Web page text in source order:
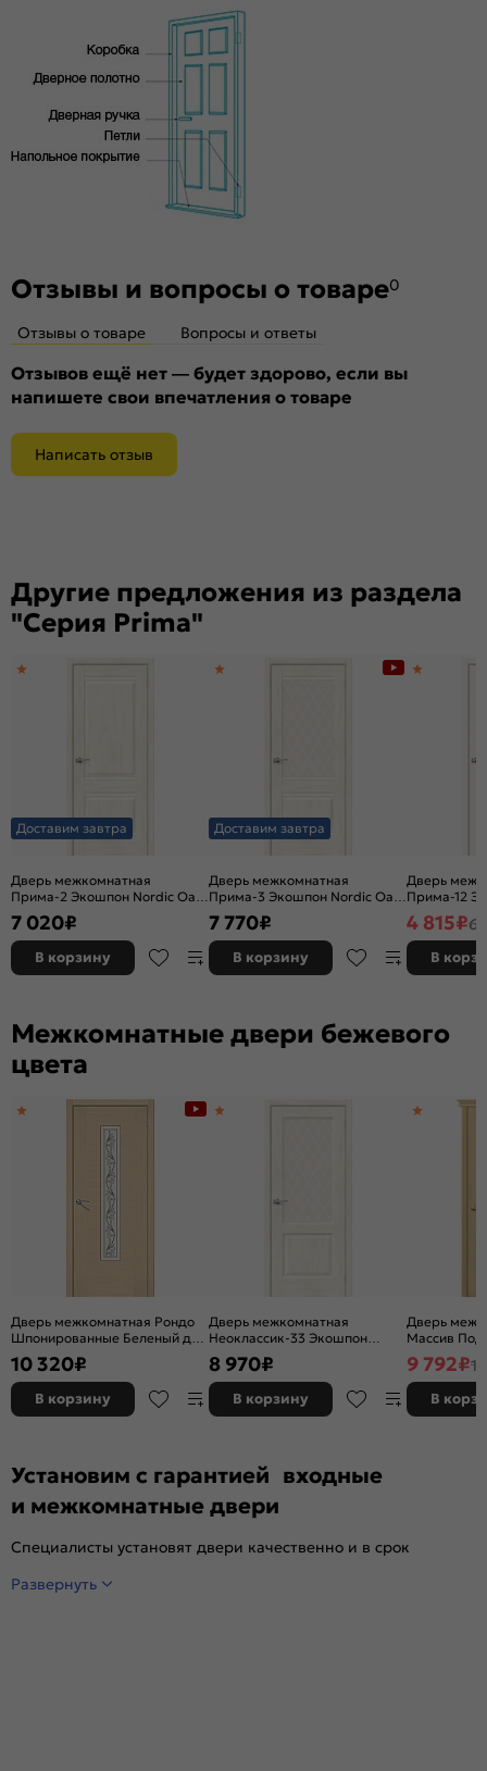
декоративными материалами.. Репродукция натуральных
материалов — Super Realistic. Южная Корея.
Комплектующие
Телескопические погонажные изделия для качественного
регулируемого монтажа. Дверная коробка с TPE-
уплотнителем для мягкого закрывания. Благодаря особой
форме уплотнителя отсутствует закусывание со стороны
Дешевое стекло с пескоструйной обработкой не
Отзывы и вопросы о товаре0
Отзывы о товаре Вопросы и ответы
Отзывов ещё нет — будет здорово, если вы
напишете свои впечатления о товаре
Написать отзыв
Другие предложения из раздела
"Серия Prima"
Доставим завтра
Дверь межкомнатная
Прима-2 Экошпон Nordic Oak,
глухая, кромка нет,
филенчатая
7 020₽
В корзину
Доставим завтра
Дверь межкомнатная
Прима-3 Экошпон Nordic Oak,
остекленная, white сrystal,
кромка нет, филенчатая
7 770₽
В корзину
Дверь
Прима-12
Wood,
филенчатая
4 815₽6
В
Межкомнатные двери бежевого
цвета
Дверь межкомнатная Рондо
Шпонированные Беленый дуб,
остекленная, сатинат белый
художественный, каркасно-
щитовая
10 320₽
В корзину
Дверь межкомнатная
Неоклассик-33 Экошпон
Nordic Oak, остекленная,
white сrystal, кромка нет,
филенчатая
8 970₽
В корзину
Дверь
Массив Под
без
9 792₽
В
Установим с гарантией входные
и межкомнатные двери
Специалисты установят двери качественно и в срок
Развернуть